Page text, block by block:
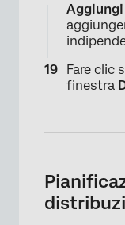
Fare clic
finestra